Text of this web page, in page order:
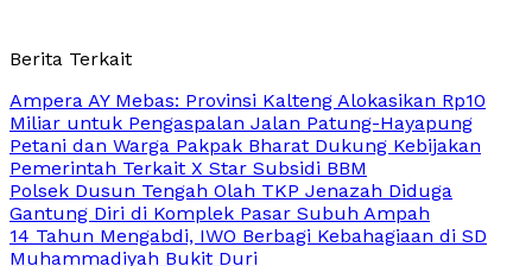
Berita Terkait
Ampera AY Mebas: Provinsi Kalteng Alokasikan Rp10
Miliar untuk Pengaspalan Jalan Patung-Hayapung
Petani dan Warga Pakpak Bharat Dukung Kebijakan
Pemerintah Terkait X Star Subsidi BBM
Polsek Dusun Tengah Olah TKP Jenazah Diduga
Gantung Diri di Komplek Pasar Subuh Ampah
14 Tahun Mengabdi, IWO Berbagi Kebahagiaan di SD
Muhammadiyah Bukit Duri